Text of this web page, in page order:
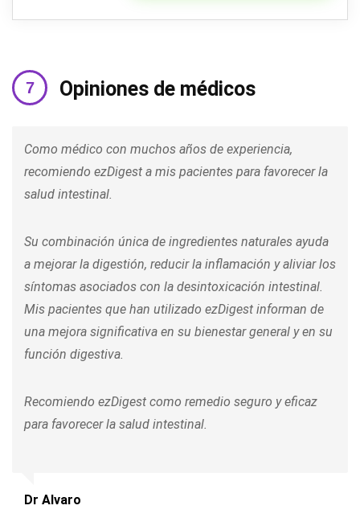
Opiniones de médicos
Como médico con muchos años de experiencia,
recomiendo ezDigest a mis pacientes para favorecer la
salud intestinal.
Su combinación única de ingredientes naturales ayuda
a mejorar la digestión, reducir la inflamación y aliviar los
síntomas asociados con la desintoxicación intestinal.
Mis pacientes que han utilizado ezDigest informan de
una mejora significativa en su bienestar general y en su
función digestiva.
Recomiendo ezDigest como remedio seguro y eficaz
para favorecer la salud intestinal.
Dr Alvaro